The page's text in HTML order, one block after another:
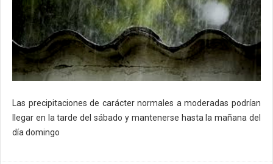
Las precipitaciones de carácter normales a moderadas podrían
llegar en la tarde del sábado y mantenerse hasta la mañana del
día domingo